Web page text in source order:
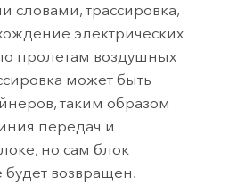
словами, трассировка,
электрических
пролетам воздушных
может быть
таким образом
передач и
но сам блок
возвращен.